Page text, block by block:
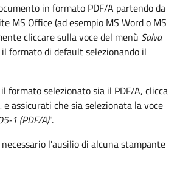
in formato PDF/A partendo da
MS Office (ad esempio MS Word o MS
cliccare sulla voce del menù Salva
formato di default selezionando il
formato selezionato sia il PDF/A, clicca
e assicurati che sia selezionata la voce
1 (PDF/A)".
l'ausilio di alcuna stampante